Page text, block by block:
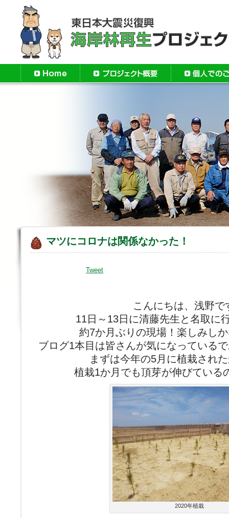
マツにコロナは関係なかった！
Tweet
こんにちは、浅野で
11日～13日に清藤先生と名取に
約7か月ぶりの現場！楽しみし
ブログ1本目は皆さんが気になっている
まずは今年の5月に植栽され
植栽1か月でも頂芽が伸びている
2020年植栽